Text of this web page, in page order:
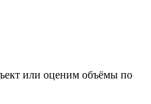
или оценим объёмы по